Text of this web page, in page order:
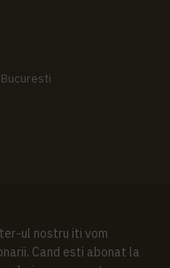
ul nostru iti vom
Cand esti abonat la